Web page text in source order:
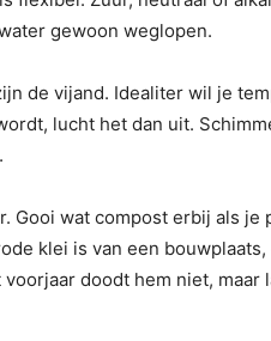
gewoon weglopen.
de vijand. Idealiter wil je
lucht het dan uit.
Gooi wat compost erbij als
klei is van een
doodt hem niet, maar